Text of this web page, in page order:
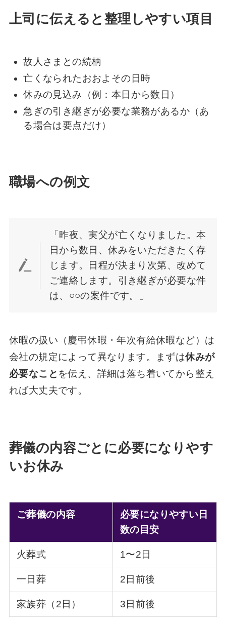
上司に伝えると整理しやすい項目
故人さまとの続柄
亡くなられたおおよその日時
休みの見込み（例：本日から数日）
急ぎの引き継ぎが必要な業務があるか（あ
る場合は要点だけ）
職場への例文
「昨夜、実父が亡くなりました。本
日から数日、休みをいただきたく存
じます。日程が決まり次第、改めて
ご連絡します。引き継ぎが必要な件
は、○○の案件です。」
休暇の扱い（慶弔休暇・年次有給休暇など）は
会社の規定によって異なります。まずは休みが
必要なこと を伝え、詳細は落ち着いてから整え
れば大丈夫です。
葬儀の内容ごとに必要になりやす
いお休み
ご葬儀の内容
必要になりやすい日
数の目安
火葬式 1〜2日
一日葬 2日前後
家族葬（2日） 3日前後